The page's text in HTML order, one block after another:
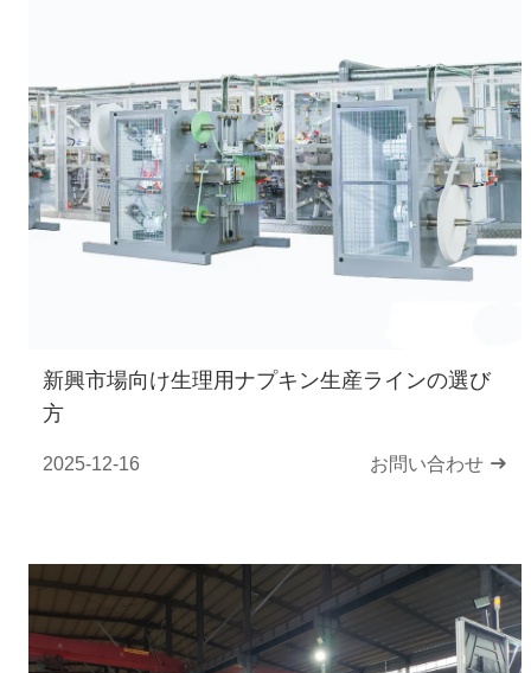
新興市場向け生理用ナプキン生産ラインの選び
方
2025-12-16 お問い合わせ